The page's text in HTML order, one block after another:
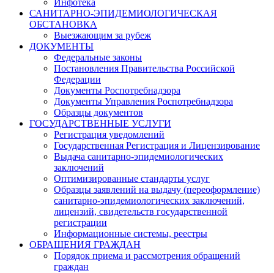
Инфотека
САНИТАРНО-ЭПИДЕМИОЛОГИЧЕСКАЯ
ОБСТАНОВКА
Выезжающим за рубеж
ДОКУМЕНТЫ
Федеральные законы
Постановления Правительства Российской
Федерации
Документы Роспотребнадзора
Документы Управления Роспотребнадзора
Образцы документов
ГОСУДАРСТВЕННЫЕ УСЛУГИ
Регистрация уведомлений
Государственная Регистрация и Лицензирование
Выдача санитарно-эпидемиологических
заключений
Оптимизированные стандарты услуг
Образцы заявлений на выдачу (переоформление)
санитарно-эпидемиологических заключений,
лицензий, свидетельств государственной
регистрации
Информационные системы, реестры
ОБРАЩЕНИЯ ГРАЖДАН
Порядок приема и рассмотрения обращений
граждан